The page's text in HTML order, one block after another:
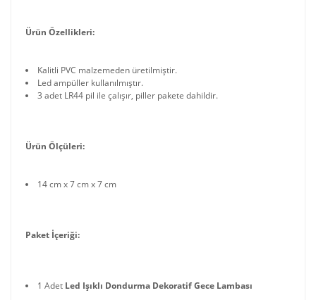
Ürün Özellikleri:
Kalitli PVC malzemeden üretilmiştir.
Led ampüller kullanılmıştır.
3 adet LR44 pil ile çalışır, piller pakete dahildir.
Ürün Ölçüleri:
14 cm x 7 cm x 7 cm
Paket İçeriği:
1 Adet Led Işıklı Dondurma Dekoratif Gece Lambası